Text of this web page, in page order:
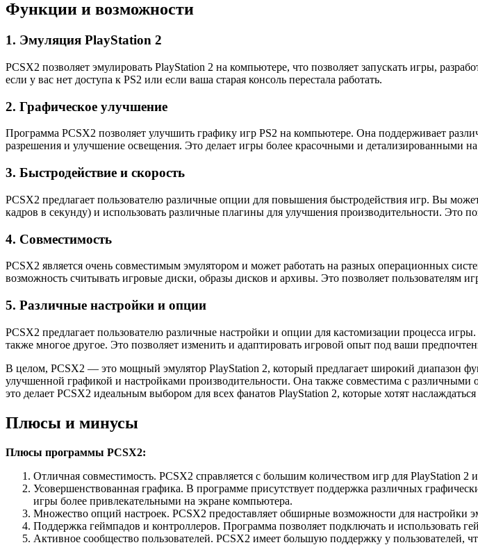
Функции и возможности
1. Эмуляция PlayStation 2
PCSX2 позволяет эмулировать PlayStation 2 на компьютере, что позволяет запускать игры,
если у вас нет доступа к PS2 или если ваша старая консоль перестала работать.
2. Графическое улучшение
Программа PCSX2 позволяет улучшить графику игр PS2 на компьютере. Она поддерживает
разрешения и улучшение освещения. Это делает игры более красочными и детализированными
3. Быстродействие и скорость
PCSX2 предлагает пользователю различные опции для повышения быстродействия игр. Вы
кадров в секунду) и использовать различные плагины для улучшения производительности. Это
4. Совместимость
PCSX2 является очень совместимым эмулятором и может работать на разных операционных
возможность считывать игровые диски, образы дисков и архивы. Это позволяет пользователям
5. Различные настройки и опции
PCSX2 предлагает пользователю различные настройки и опции для кастомизации процесса
также многое другое. Это позволяет изменить и адаптировать игровой опыт под ваши
В целом, PCSX2 — это мощный эмулятор PlayStation 2, который предлагает широкий диапазон
улучшенной графикой и настройками производительности. Она также совместима с
это делает PCSX2 идеальным выбором для всех фанатов PlayStation 2, которые хотят
Плюсы и минусы
Плюсы программы PCSX2:
Отличная совместимость. PCSX2 справляется с большим количеством игр для PlayStation 2
Усовершенствованная графика. В программе присутствует поддержка различных
игры более привлекательными на экране компьютера.
Множество опций настроек. PCSX2 предоставляет обширные возможности для настройки
Поддержка геймпадов и контроллеров. Программа позволяет подключать и использовать
Активное сообщество пользователей. PCSX2 имеет большую поддержку у